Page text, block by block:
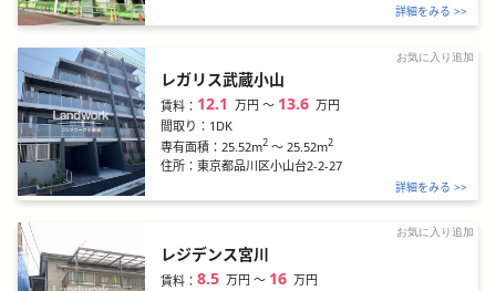
詳細をみる >>
お気に入り追加
レガリス武蔵小山
賃料： 12.1 万円〜 13.6 万円
間取り： 1DK
専有面積：25.52m2 ～ 25.52m2
住所：東京都品川区小山台2-2-27
詳細をみる >>
お気に入り追加
レジデンス宮川
賃料：8.5 万円〜 16 万円